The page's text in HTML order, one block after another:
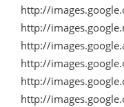
http://
http://
http://
http://
http://
http://